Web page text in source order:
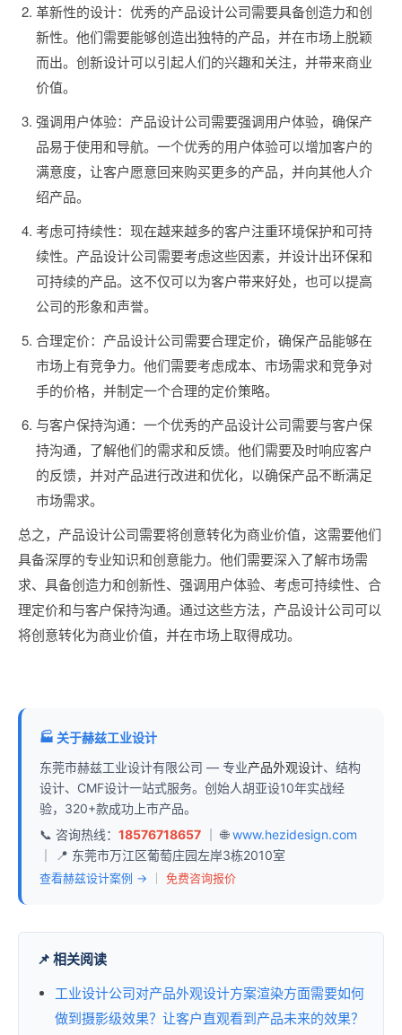
革新性的设计：优秀的产品设计公司需要具备创造力和创
新性。他们需要能够创造出独特的产品，并在市场上脱颖
而出。创新设计可以引起人们的兴趣和关注，并带来商业
价值。
强调用户体验：产品设计公司需要强调用户体验，确保产
品易于使用和导航。一个优秀的用户体验可以增加客户的
满意度，让客户愿意回来购买更多的产品，并向其他人介
绍产品。
考虑可持续性：现在越来越多的客户注重环境保护和可持
续性。产品设计公司需要考虑这些因素，并设计出环保和
可持续的产品。这不仅可以为客户带来好处，也可以提高
公司的形象和声誉。
合理定价：产品设计公司需要合理定价，确保产品能够在
市场上有竞争力。他们需要考虑成本、市场需求和竞争对
手的价格，并制定一个合理的定价策略。
与客户保持沟通：一个优秀的产品设计公司需要与客户保
持沟通，了解他们的需求和反馈。他们需要及时响应客户
的反馈，并对产品进行改进和优化，以确保产品不断满足
市场需求。
总之，产品设计公司需要将创意转化为商业价值，这需要他们
具备深厚的专业知识和创意能力。他们需要深入了解市场需
求、具备创造力和创新性、强调用户体验、考虑可持续性、合
理定价和与客户保持沟通。通过这些方法，产品设计公司可以
将创意转化为商业价值，并在市场上取得成功。
🏭 关于赫兹工业设计
东莞市赫兹工业设计有限公司 — 专业产品外观设计、结构
设计、CMF设计一站式服务。创始人胡亚设10年实战经
验，320+款成功上市产品。
📞 咨询热线： 18576718657 ｜ 🌐www.hezidesign.com
｜ 📍 东莞市万江区葡萄庄园左岸3栋2010室
查看赫兹设计案例 → 免费咨询报价
📌 相关阅读
工业设计公司对产品外观设计方案渲染方面需要如何
做到摄影级效果？让客户直观看到产品未来的效果？